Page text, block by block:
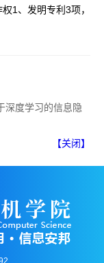
1、发明专利3项，
度学习的信息隐
【关闭】